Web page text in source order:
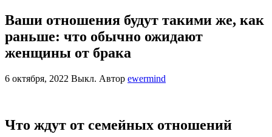
Ваши отношения будут такими же, как
раньше: что обычно ожидают
женщины от брака
6 октября, 2022 Выкл. Автор ewermind
Что ждут от семейных отношений